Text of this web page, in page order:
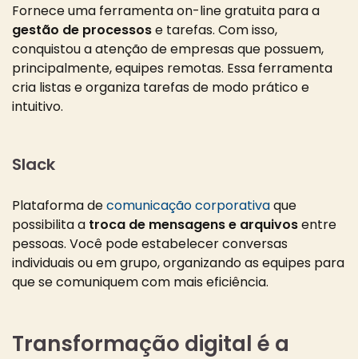
Fornece uma ferramenta on-line gratuita para a
gestão de processose tarefas. Com isso,
conquistou a atenção de empresas que possuem,
principalmente, equipes remotas. Essa ferramenta
cria listas e organiza tarefas de modo prático e
intuitivo.
Slack
Plataforma decomunicação corporativaque
possibilita a troca de mensagens e arquivosentre
pessoas. Você pode estabelecer conversas
individuais ou em grupo, organizando as equipes para
que se comuniquem com mais eficiência.
Transformação digital é a